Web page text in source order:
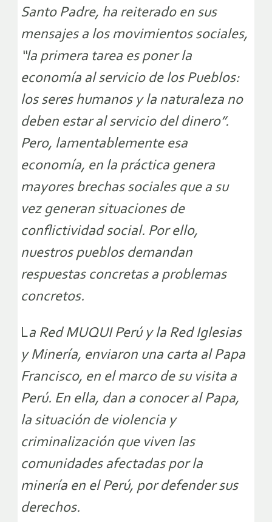
Santo Padre, ha reiterado en sus
mensajes a los movimientos sociales,
“la primera tarea es poner la
economía al servicio de los Pueblos:
los seres humanos y la naturaleza no
deben estar al servicio del dinero”.
Pero, lamentablemente esa
economía, en la práctica genera
mayores brechas sociales que a su
vez generan situaciones de
conflictividad social. Por ello,
nuestros pueblos demandan
respuestas concretas a problemas
concretos.
La Red MUQUI Perú y la Red Iglesias
y Minería, enviaron una carta al Papa
Francisco, en el marco de su visita a
Perú. En ella, dan a conocer al Papa,
la situación de violencia y
criminalización que viven las
comunidades afectadas por la
minería en el Perú, por defender sus
derechos.